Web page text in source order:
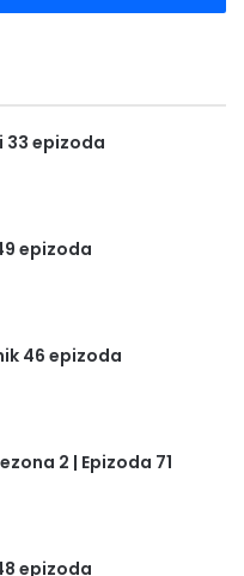
33 epizoda
epizoda
46 epizoda
2 | Epizoda 71
epizoda